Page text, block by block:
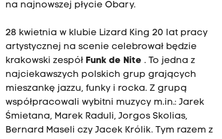
na najnowszej płycie Obary.
28 kwietnia w klubie Lizard King 20 lat pracy
artystycznej na scenie celebrował będzie
krakowski zespół Funk de Nite . To jedna z
najciekawszych polskich grup grających
mieszankę jazzu, funky i rocka. Z grupą
współpracowali wybitni muzycy m.in.: Jarek
Śmietana, Marek Raduli, Jorgos Skolias,
Bernard Maseli czy Jacek Królik. Tym razem z